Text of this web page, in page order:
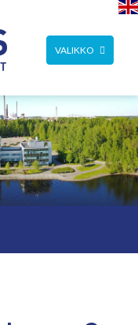
TOGGLE
NAVIGATION
VALIKKO